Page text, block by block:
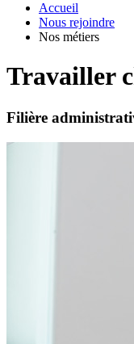
Accueil
Nous rejoindre
Nos métiers
Travailler
Filière